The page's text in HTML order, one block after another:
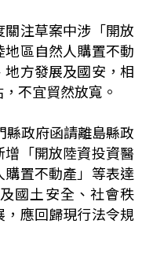
注草案中涉「開放
區自然人購置不動
方發展及國安，相
不宜貿然放寬。
縣政府函請離島縣政
「開放陸資投資醫
置不動產」等表達
國土安全、社會秩
應回歸現行法令規